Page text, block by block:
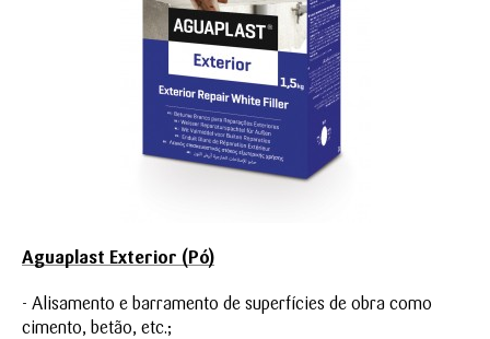
Aguaplast Exterior (Pó)
- Alisamento e barramento de superfícies de obra como
cimento, betão, etc.;